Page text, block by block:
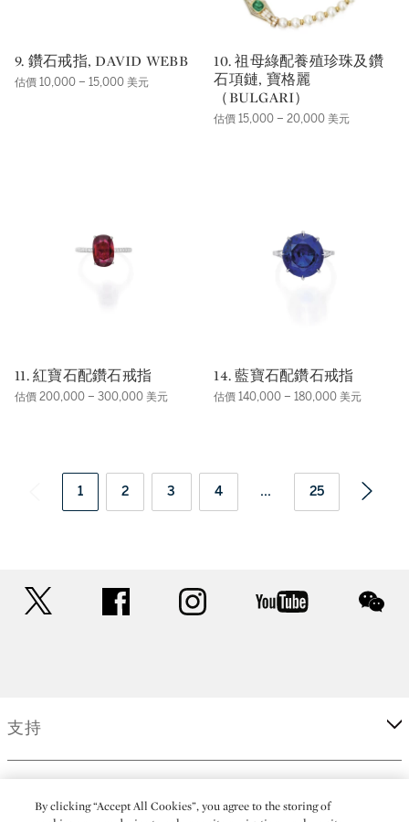
9. 鑽石戒指, DAVID WEBB
估價 10,000 – 15,000 美元
10. 祖母綠配養殖珍珠及鑽
石項鏈, 寶格麗
（BULGARI）
估價 15,000 – 20,000 美元
11. 紅寶石配鑽石戒指
估價 200,000 – 300,000 美元
14. 藍寶石配鑽石戒指
估價 140,000 – 180,000 美元
1 2 3 4 ... 25
facebook instagram youtube
支持
By clicking “Accept All Cookies”, you agree to the storing of